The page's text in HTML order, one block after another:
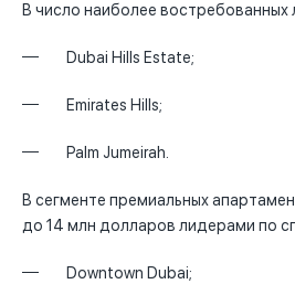
В число наиболее востребованных
Dubai Hills Estate;
Emirates Hills;
Palm Jumeirah
В сегменте премиальных
до 14 млн долларов лидерами по
Downtown Dubai;